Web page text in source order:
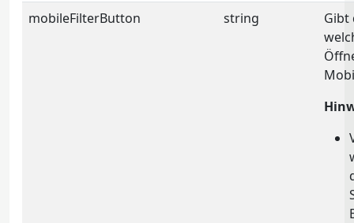
mobileFilterButton string
Gibt